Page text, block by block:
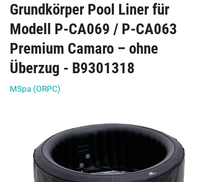
Grundkörper Pool Liner für
Modell P-CA069 / P-CA063
Premium Camaro – ohne
Überzug - B9301318
MSpa (ORPC)